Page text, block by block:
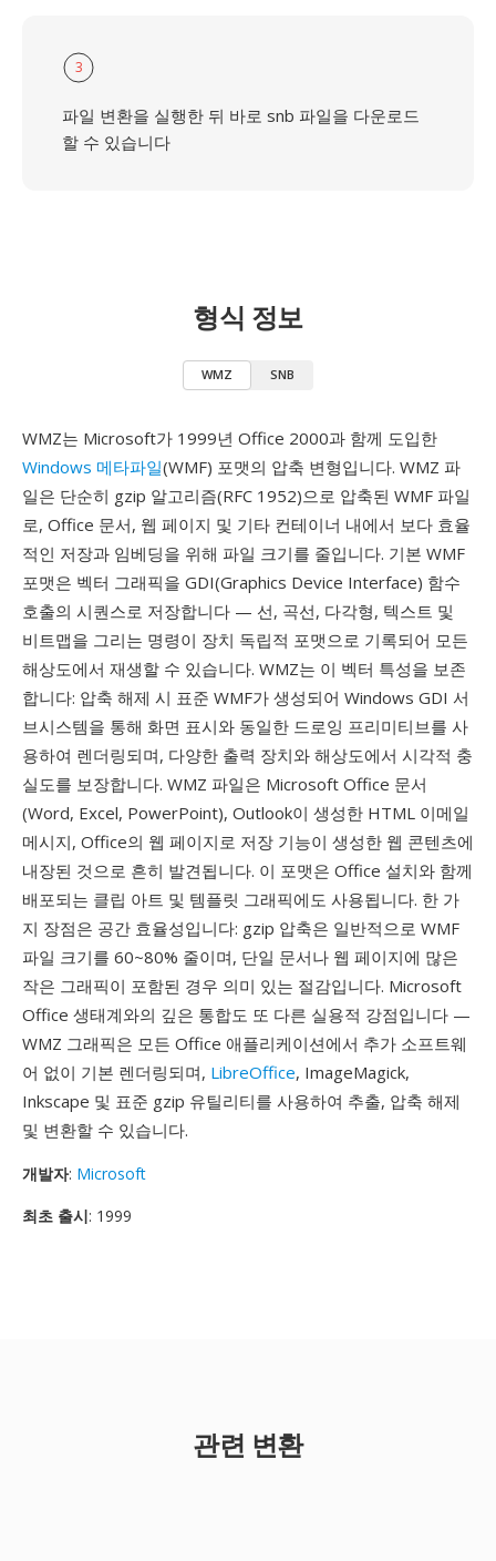
3
파일 변환을 실행한 뒤 바로 snb 파일을 다운로드
할 수 있습니다
형식 정보
WMZ SNB
WMZ는 Microsoft가 1999년 Office 2000과 함께 도입한
Windows 메타파일(WMF) 포맷의 압축 변형입니다. WMZ 파
일은 단순히 gzip 알고리즘(RFC 1952)으로 압축된 WMF 파일
로, Office 문서, 웹 페이지 및 기타 컨테이너 내에서 보다 효율
적인 저장과 임베딩을 위해 파일 크기를 줄입니다. 기본 WMF
포맷은 벡터 그래픽을 GDI(Graphics Device Interface) 함수
호출의 시퀀스로 저장합니다 — 선, 곡선, 다각형, 텍스트 및
비트맵을 그리는 명령이 장치 독립적 포맷으로 기록되어 모든
해상도에서 재생할 수 있습니다. WMZ는 이 벡터 특성을 보존
합니다: 압축 해제 시 표준 WMF가 생성되어 Windows GDI 서
브시스템을 통해 화면 표시와 동일한 드로잉 프리미티브를 사
용하여 렌더링되며, 다양한 출력 장치와 해상도에서 시각적 충
실도를 보장합니다. WMZ 파일은 Microsoft Office 문서
(Word, Excel, PowerPoint), Outlook이 생성한 HTML 이메일
메시지, Office의 웹 페이지로 저장 기능이 생성한 웹 콘텐츠에
내장된 것으로 흔히 발견됩니다. 이 포맷은 Office 설치와 함께
배포되는 클립 아트 및 템플릿 그래픽에도 사용됩니다. 한 가
지 장점은 공간 효율성입니다: gzip 압축은 일반적으로 WMF
파일 크기를 60~80% 줄이며, 단일 문서나 웹 페이지에 많은
작은 그래픽이 포함된 경우 의미 있는 절감입니다. Microsoft
Office 생태계와의 깊은 통합도 또 다른 실용적 강점입니다 —
WMZ 그래픽은 모든 Office 애플리케이션에서 추가 소프트웨
어 없이 기본 렌더링되며, LibreOffice, ImageMagick,
Inkscape 및 표준 gzip 유틸리티를 사용하여 추출, 압축 해제
및 변환할 수 있습니다.
개발자: Microsoft
최초 출시: 1999
관련 변환